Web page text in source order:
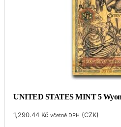
UNITED STATES MINT 5
1,290.44 Kč včetně DPH (CZK)